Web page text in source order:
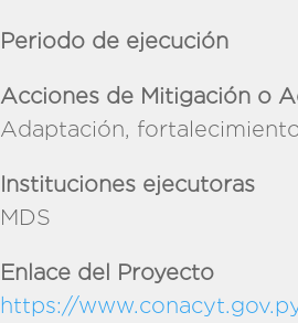
Periodo de ejecución
Acciones de Mitigación o
Adaptación,
Instituciones ejecutoras
MDS
Enlace del Proyecto
https://